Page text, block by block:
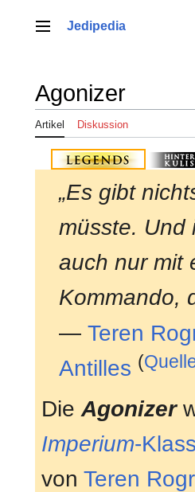
springenHauptmenü
Jedipedia
Agonizer
Artikel Diskussion
„Es gibt
müsste. Und
auch nur mit
Kommando,
—Teren
Antilles (
Die Agonizer
Imperium-
von Teren